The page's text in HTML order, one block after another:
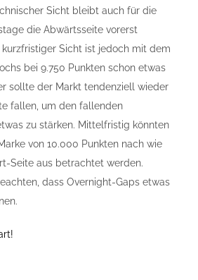
Sicht bleibt auch für die
die Abwärtsseite vorerst
kurzfristiger Sicht ist jedoch mit dem
bei 9.750 Punkten schon etwas
sollte der Markt tendenziell wieder
fallen, um den fallenden
zu stärken. Mittelfristig könnten
von 10.000 Punkten nach wie
Seite aus betrachtet werden.
dass Overnight-Gaps etwas